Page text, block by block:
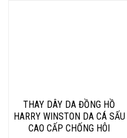
THAY DÂY DA ĐỒNG HỒ
HARRY WINSTON DA CÁ SẤU
CAO CẤP CHỐNG HÔI